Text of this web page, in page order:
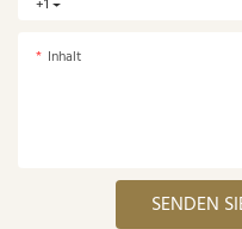
+1
Inhalt
SENDEN